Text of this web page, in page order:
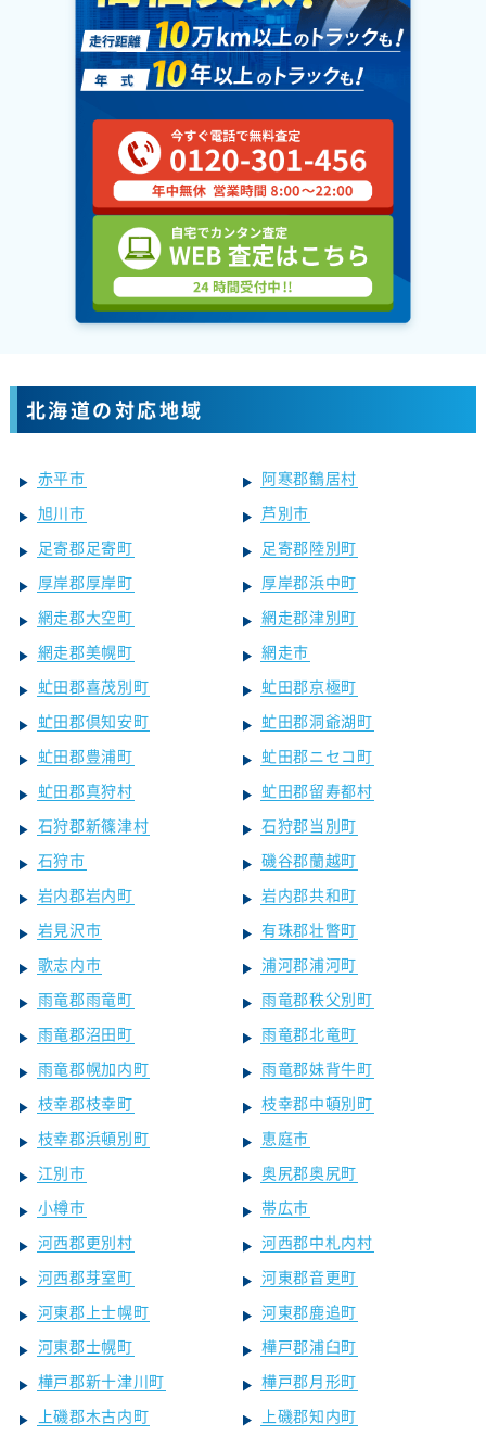
北海道の対応地域
赤平市
阿寒郡鶴居村
旭川市
芦別市
足寄郡足寄町
足寄郡陸別町
厚岸郡厚岸町
厚岸郡浜中町
網走郡大空町
網走郡津別町
網走郡美幌町
網走市
虻田郡喜茂別町
虻田郡京極町
虻田郡倶知安町
虻田郡洞爺湖町
虻田郡豊浦町
虻田郡ニセコ町
虻田郡真狩村
虻田郡留寿都村
石狩郡新篠津村
石狩郡当別町
石狩市
磯谷郡蘭越町
岩内郡岩内町
岩内郡共和町
岩見沢市
有珠郡壮瞥町
歌志内市
浦河郡浦河町
雨竜郡雨竜町
雨竜郡秩父別町
雨竜郡沼田町
雨竜郡北竜町
雨竜郡幌加内町
雨竜郡妹背牛町
枝幸郡枝幸町
枝幸郡中頓別町
枝幸郡浜頓別町
恵庭市
江別市
奥尻郡奥尻町
小樽市
帯広市
河西郡更別村
河西郡中札内村
河西郡芽室町
河東郡音更町
河東郡上士幌町
河東郡鹿追町
河東郡士幌町
樺戸郡浦臼町
樺戸郡新十津川町
樺戸郡月形町
上磯郡木古内町
上磯郡知内町